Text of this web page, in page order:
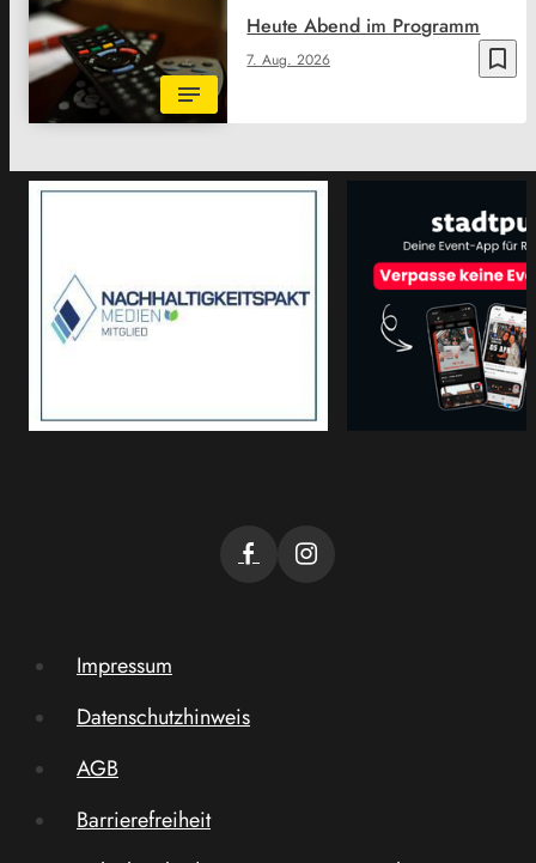
bookmark_border
7. Aug. 2026
Heute Abend im Programm
Impressum
Datenschutzhinweis
AGB
Barrierefreiheit